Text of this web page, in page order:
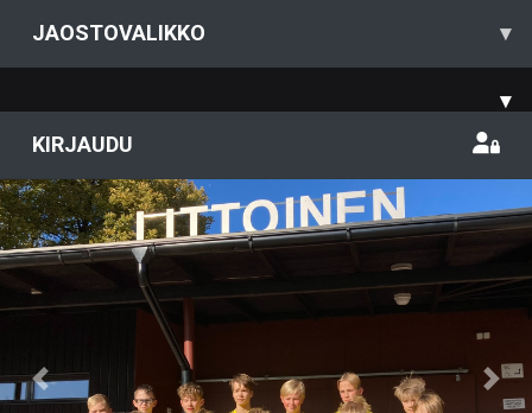
JAOSTOVALIKKO ▾
▾
KIRJAUDU
Previous